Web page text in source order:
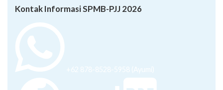
Kontak Informasi SPMB-PJJ 2026
+62 878-8528-5958 (Ayumi)